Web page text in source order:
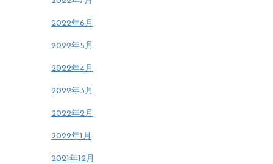
2022年6月
2022年5月
2022年4月
2022年3月
2022年2月
2022年1月
2021年12月